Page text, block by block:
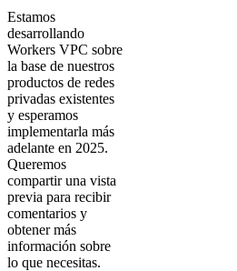
Estamos
desarrollando
Workers VPC sobre
la base de nuestros
productos de redes
privadas existentes
y esperamos
implementarla más
adelante en 2025.
Queremos
compartir una vista
previa para recibir
comentarios y
obtener más
información sobre
lo que necesitas.